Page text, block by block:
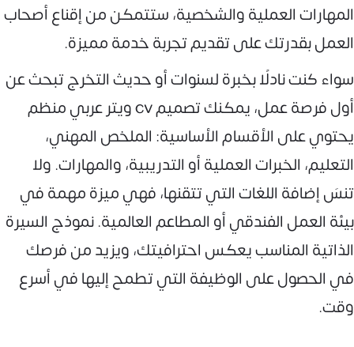
المهارات العملية والشخصية، ستتمكن من إقناع أصحاب
العمل بقدرتك على تقديم تجربة خدمة مميزة.
سواء كنت نادلًا بخبرة لسنوات أو حديث التخرج تبحث عن
أول فرصة عمل، يمكنك تصميم cv ويتر عربي منظم
يحتوي على الأقسام الأساسية: الملخص المهني،
التعليم، الخبرات العملية أو التدريبية، والمهارات. ولا
تنسَ إضافة اللغات التي تتقنها، فهي ميزة مهمة في
بيئة العمل الفندقي أو المطاعم العالمية. نموذج السيرة
الذاتية المناسب يعكس احترافيتك، ويزيد من فرصك
في الحصول على الوظيفة التي تطمح إليها في أسرع
وقت.